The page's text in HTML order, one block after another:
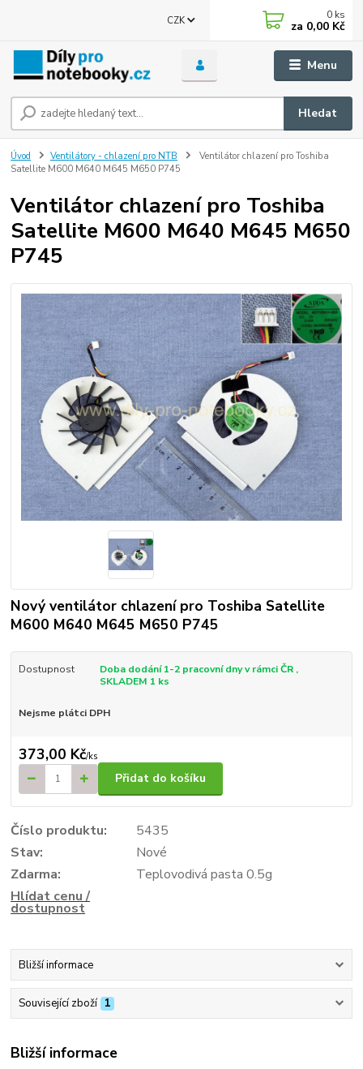
Menu
CZK
Hledat
0 ks
za 0,00 Kč
Úvod Ventilátory - chlazení pro NTB
Ventilátor chlazení pro Toshiba
Satellite M600 M640 M645 M650 P745
Ventilátor chlazení pro Toshiba
Satellite M600 M640 M645 M650
P745
Nový ventilátor chlazení pro Toshiba Satellite
M600 M640 M645 M650 P745
Dostupnost
Doba dodání 1-2 pracovní dny v rámci ČR ,
SKLADEM 1 ks
Nejsme plátci DPH
373,00 Kč/ks
Přidat do košíku
Číslo produktu:
5435
Stav:
Nové
Zdarma:
Teplovodivá pasta 0.5g
Hlídat cenu /
dostupnost
Bližší informace
Související zboží 1
Bližší informace